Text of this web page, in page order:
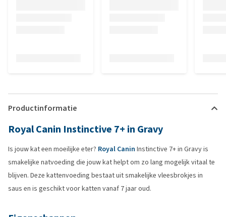
Productinformatie
Royal Canin Instinctive 7+ in Gravy
Is jouw kat een moeilijke eter? Royal Canin Instinctive 7+ in Gravy is
smakelijke natvoeding die jouw kat helpt om zo lang mogelijk vitaal te
blijven. Deze kattenvoeding bestaat uit smakelijke vleesbrokjes in
saus en is geschikt voor katten vanaf 7 jaar oud.